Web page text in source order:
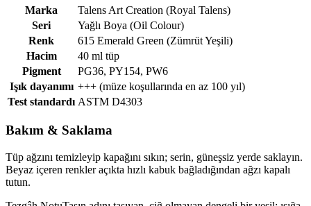
Marka
Talens Art Creation (Royal Talens)
Seri
Yağlı Boya (Oil Colour)
Renk
615 Emerald Green (Zümrüt Yeşili)
Hacim
40 ml tüp
Pigment
PG36, PY154, PW6
Işık dayanımı +++ (müze koşullarında en az 100 yıl)
Test standardı ASTM D4303
Bakım & Saklama
Tüp ağzını temizleyip kapağını sıkın; serin, güneşsiz yerde saklayın.
Beyaz içeren renkler açıkta hızlı kabuk bağladığından ağzı kapalı
tutun.